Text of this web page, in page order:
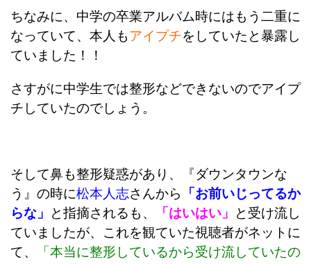
ちなみに、中学の卒業アルバム時にはもう二重に
なっていて、本人も アイプチをしていたと暴露し
ていました！！
さすがに中学生では整形などできないのでアイプ
チしていたのでしょう。
そして鼻も整形疑惑があり、『ダウンタウンな
う』の時に松本人志さんから
「お前いじってるか
らな」
と指摘されるも、 「はいはい」
と受け流し
ていましたが、これを観ていた視聴者がネットに
て、
「本当に整形しているから受け流していたの